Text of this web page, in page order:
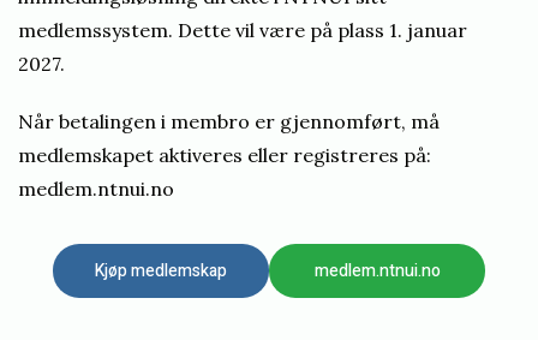
medlemssystem. Dette vil være på plass 1. januar
2027.
Når betalingen i membro er gjennomført, må
medlemskapet aktiveres eller registreres på:
medlem.ntnui.no
Kjøp medlemskap medlem.ntnui.no